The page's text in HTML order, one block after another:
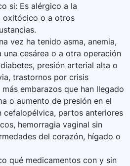
si: Es alérgico a la
oxitócico o a otros
vez ha tenido asma, anemia,
una cesárea o a otra operación
presión arterial alta o
trastornos por crisis
embarazos que han llegado
o aumento de presión en el
cefalopélvica, partos anteriores
hemorragia vaginal sin
del corazón, hígado o
qué medicamentos con y sin